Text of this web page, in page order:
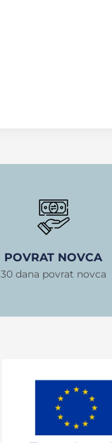
POVRAT NOVCA
30 dana povrat novca